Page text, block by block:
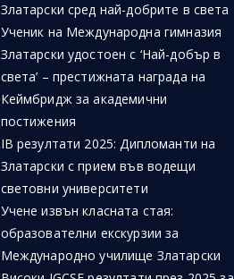
Златарски сред най-добрите в света
Ученик на Международна гимназия
Златарски удостоен с ‘Най-добър в
света’ – престижната награда на
Кеймбридж за академични
постижения
IB резултати 2025: Дипломанти на
Златарски с прием във водещи
световни университети
Учене извън класната стая:
образователни екскурзии за
Международно училище Златарски